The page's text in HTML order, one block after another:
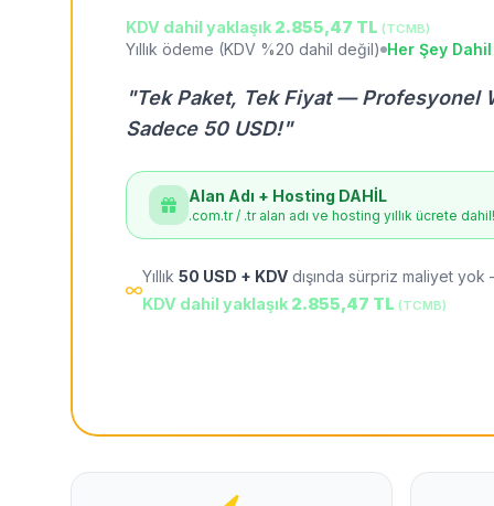
KDV dahil yaklaşık 2.855,47 TL (TCMB)
Yıllık ödeme (KDV %20 dahil değil) Her Şey Dahil
"Tek Paket, Tek Fiyat — Profesyonel
Sadece 50 USD!"
Alan Adı + Hosting DAHİL
.com.tr / .tr alan adı ve hosting yıllık ücrete dahil!
Yıllık 50 USD + KDV dışında sürpriz maliyet
KDV dahil yaklaşık 2.855,47 TL (TCMB)